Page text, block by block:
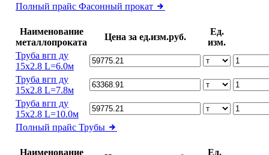
Полный прайс Фасонный прокат
Наименование
металлопроката
Цена за ед.изм.руб.
Ед.
изм.
Труба вгп ду
15х2.8 L=6.0м
Труба вгп ду
15х2.8 L=7.8м
Труба вгп ду
15х2.8 L=10.0м
Полный прайс Трубы
Наименование
Ед.